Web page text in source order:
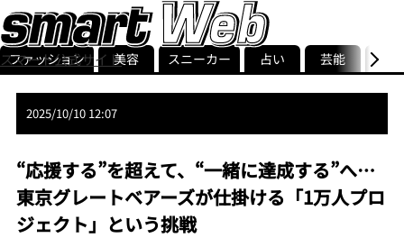
スマート公式サイト
smart最新号
記事一覧ランキング
ストリ
ファッション 美容 スニーカー 占い 芸能 グル
2025/10/10 12:07
“応援する”を超えて、“一緒に達成する”へ…
東京グレートベアーズが仕掛ける「1万人プロ
ジェクト」という挑戦